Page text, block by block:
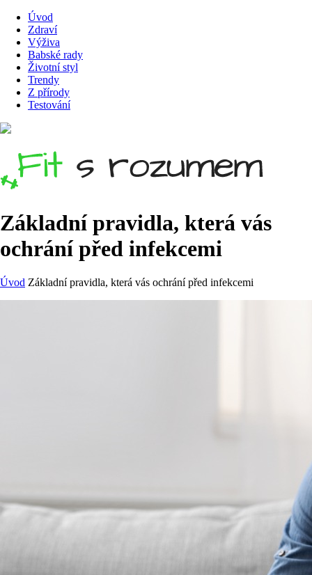
Úvod
Zdraví
Výživa
Babské rady
Životní styl
Trendy
Z přírody
Testování
Základní pravidla, která vás
ochrání před infekcemi
Úvod Základní pravidla, která vás ochrání před infekcemi